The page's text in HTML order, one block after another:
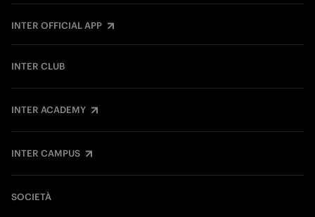
INTER OFFICIAL APP
INTER CLUB
INTER ACADEMY
INTER CAMPUS
SOCIETÀ